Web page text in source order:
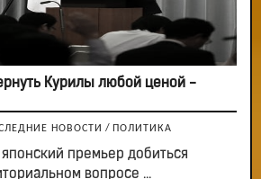
Курилы любой ценой -
НОВОСТИ / ПОЛИТИКА
премьер добиться
вопросе ...